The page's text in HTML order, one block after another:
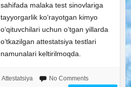
sahifada malaka test sinovlariga
tayyorgarlik ko‘rayotgan kimyo
o‘qituvchilari uchun o‘tgan yillarda
o‘tkazilgan attestatsiya testlari
namunalari keltirilmoqda.
Attestatsiya No Comments